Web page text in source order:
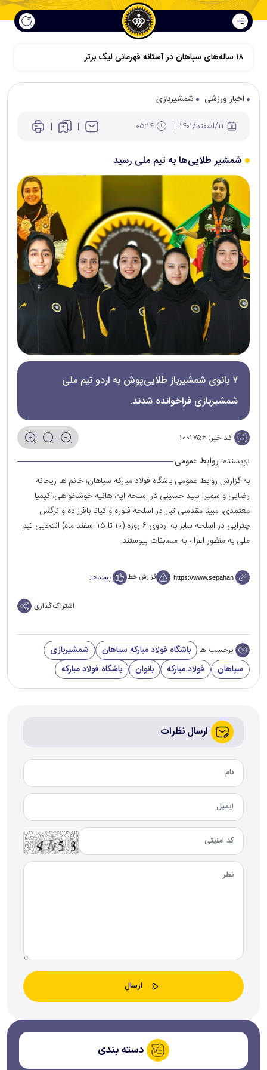
۱۸ ساله‌های سپاهان در آستانه قهرمانی لیگ برتر
اخبار ورزشی
شمشیربازی
شمشیر طلایی‌ها به تیم ملی رسید
۷ بانوی شمشیرباز طلایی‌پوش به اردو تیم ملی
شمشیربازی فراخوانده شدند.
کد خبر: ۱۰۰۱۷۵۶
نویسنده: روابط عمومی
به گزارش روابط عمومی باشگاه فولاد مبارکه سپاهان؛ خانم ها ریحانه
رضایی و سمیرا سید حسینی در اسلحه اپه، هانیه خوشخواهی، کیمیا
معتمدی، مبینا مقدسی تبار در اسلحه فلوره و کیانا باقرزاده و نرگس
چترایی در اسلحه سابر به اردوی ۶ روزه (۱۰ تا ۱۵ اسفند ماه) انتخابی تیم‌
ملی به منظور اعزام به مسابقات پیوستند.
گزارش خطا پسندها:
اشتراک گذاری
برچسب ها: باشگاه فولاد مبارکه سپاهان
شمشیربازی
سپاهان
فولاد مبارکه بانوان باشگاه فولاد مبارکه
ارسال نظرات
دسته بندی